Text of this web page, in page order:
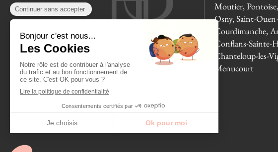
Moutier,
Osny, Saint-
Courdimanche,
Conflans-
Chanteloup-les-
Menucourt